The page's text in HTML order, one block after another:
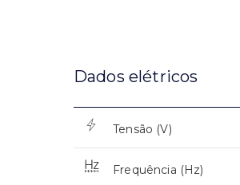
Dados elétricos
Tensão (V)
Frequência (Hz)